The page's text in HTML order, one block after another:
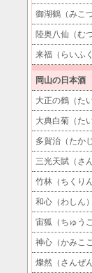
御湖鶴（みこつ
陸奥八仙（む
来福（らいふく
岡山の日本酒
大正の鶴（た
大典白菊（た
多賀治（たか
三光天賦（さ
竹林（ちくりん
和心（わしん）
宙狐（ちゅうこ
神心（かみここ
燦然（さんぜん